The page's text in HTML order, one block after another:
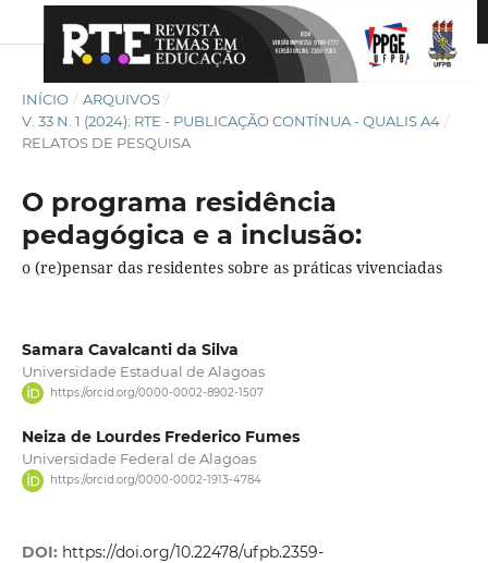
INÍCIO / ARQUIVOS /
V. 33 N. 1 (2024): RTE - PUBLICAÇÃO CONTÍNUA - QUALIS A4 /
RELATOS DE PESQUISA
O programa residência
pedagógica e a inclusão:
o (re)pensar das residentes sobre as práticas vivenciadas
Samara Cavalcanti da Silva
Universidade Estadual de Alagoas
https://orcid.org/0000-0002-8902-1507
Neiza de Lourdes Frederico Fumes
Universidade Federal de Alagoas
https://orcid.org/0000-0002-1913-4784
DOI: https://doi.org/10.22478/ufpb.2359-